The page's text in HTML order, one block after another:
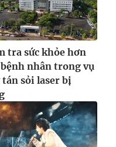
tra sức khỏe hơn
nhân trong vụ
tán sỏi laser bị